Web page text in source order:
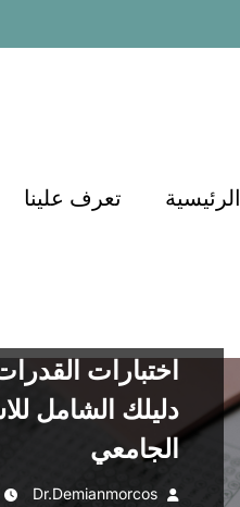
الرئيسية تعرف علينا
اختبارات
دليلك الشامل
الجامعي
Dr.demianmorcos